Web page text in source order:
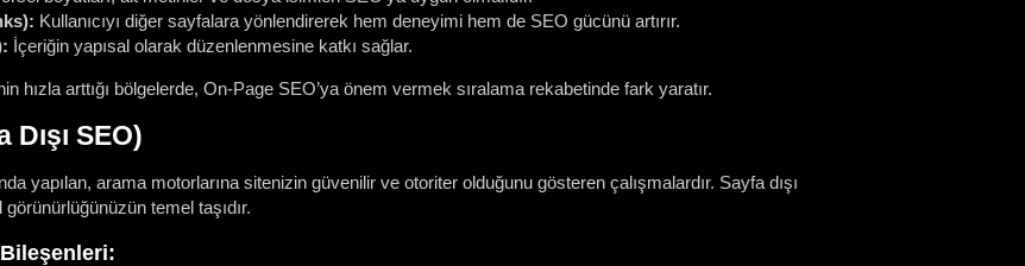
Kullanıcıyı diğer sayfalara yönlendirerek hem deneyimi hem de SEO gücünü artırır.
İçeriğin yapısal olarak düzenlenmesine katkı sağlar.
hızla arttığı bölgelerde, On-Page SEO’ya önem vermek sıralama rekabetinde fark yaratır.
SEO)
yapılan, arama motorlarına sitenizin güvenilir ve otoriter olduğunu gösteren çalışmalardır. Sayfa dışı
temel taşıdır.